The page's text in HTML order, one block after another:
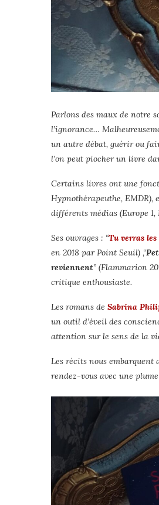
Parlons des maux de notre
l’ignorance…
un autre débat, guérir ou
l’on peut piocher un livre
Certains livres ont une
Hypnothérapeuthe, EMDR),
différents médias (Europe 1,
Ses ouvrages : “Tu verras
en 2018 par Point Seuil) ,“
reviennent” (Flammarion
critique enthousiaste.
Les romans de Sabrina
un outil d’éveil des
attention sur le sens de la
Les récits nous embarquent
rendez-vous avec une